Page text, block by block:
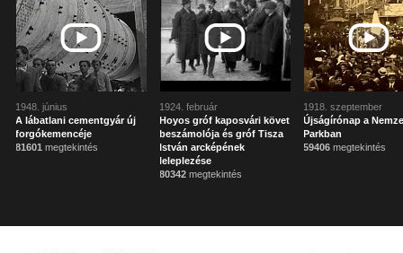
1948. június
A lábatlani cementgyár új
forgókemencéje
81601 megtekintés
1924. február
Hoyos gróf kaposvári követ
beszámolója és gróf Tisza
István arcképének
leleplezése
80342 megtekintés
1918. szeptember
Újságírónap a
Parkban
59406 megtekintés